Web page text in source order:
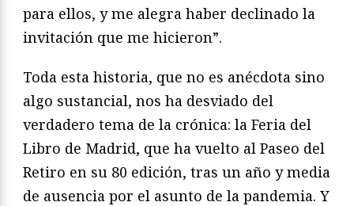
para ellos, y me alegra haber declinado la
invitación que me hicieron”.
Toda esta historia, que no es anécdota sino
algo sustancial, nos ha desviado del
verdadero tema de la crónica: la Feria del
Libro de Madrid, que ha vuelto al Paseo del
Retiro en su 80 edición, tras un año y media
de ausencia por el asunto de la pandemia. Y